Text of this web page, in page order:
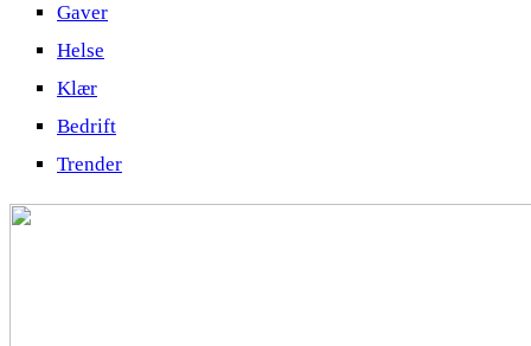
Gaver
Helse
Klær
Bedrift
Trender